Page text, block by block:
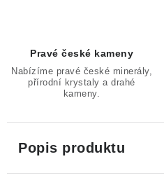
Pravé české kameny
Nabízíme pravé české minerály,
přírodní krystaly a drahé
kameny.
Popis produktu